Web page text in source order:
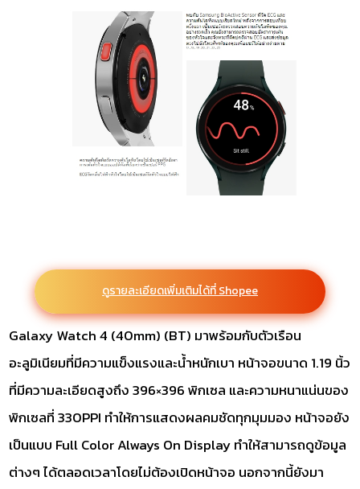
ดูรายละเอียดเพิ่มเติมได้ที่ Shopee
Galaxy Watch 4 (40mm) (BT) มาพร้อมกับตัวเรือน
อะลูมิเนียมที่มีความแข็งแรงและน้ำหนักเบา หน้าจอขนาด 1.19 นิ้ว
ที่มีความละเอียดสูงถึง 396×396 พิกเซล และความหนาแน่นของ
พิกเซลที่ 330PPI ทำให้การแสดงผลคมชัดทุกมุมมอง หน้าจอยัง
เป็นแบบ Full Color Always On Display ทำให้สามารถดูข้อมูล
ต่างๆ ได้ตลอดเวลาโดยไม่ต้องเปิดหน้าจอ นอกจากนี้ยังมา